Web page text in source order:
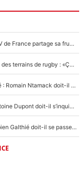
Mis de côté par Fabien Galthié, un joueur du XV de France partage sa frustration : «ils ne me l’ont pas dit tout de suite»
La raison d'être de Matthieu Jalibert en dehors des terrains de rugby : «Ça m'atteint autant que si tu touches à un membre de ma famille»
XV de France - Matthieu Jalibert a tout changé : Romain Ntamack doit-il s’inquiéter pour sa place à un an de la Coupe du monde ?
«Le XV de France est meilleur avec Lucu» : Antoine Dupont doit-il s’inquiéter pour sa place ?
Le XV de France a trouvé son remplaçant : Fabien Galthié doit-il se passer d'Antoine Dupont ?